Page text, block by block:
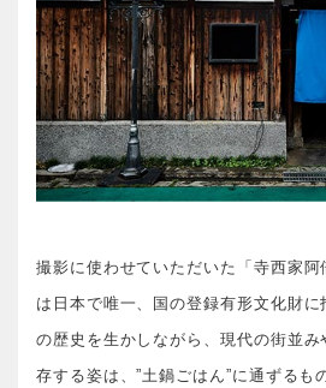
撮影に使わせていただいた「寺西家
は日本で唯一、国の登録有形文化財
の歴史を生かしながら、現代の街並
存する姿は、”土鍋ごはん”に通ずるも